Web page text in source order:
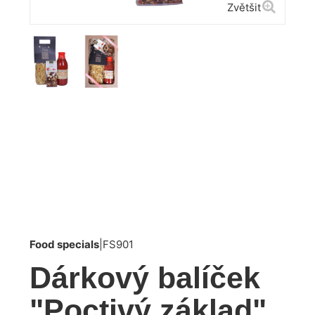
Zvětšit
Food specials FS901
Dárkový balíček